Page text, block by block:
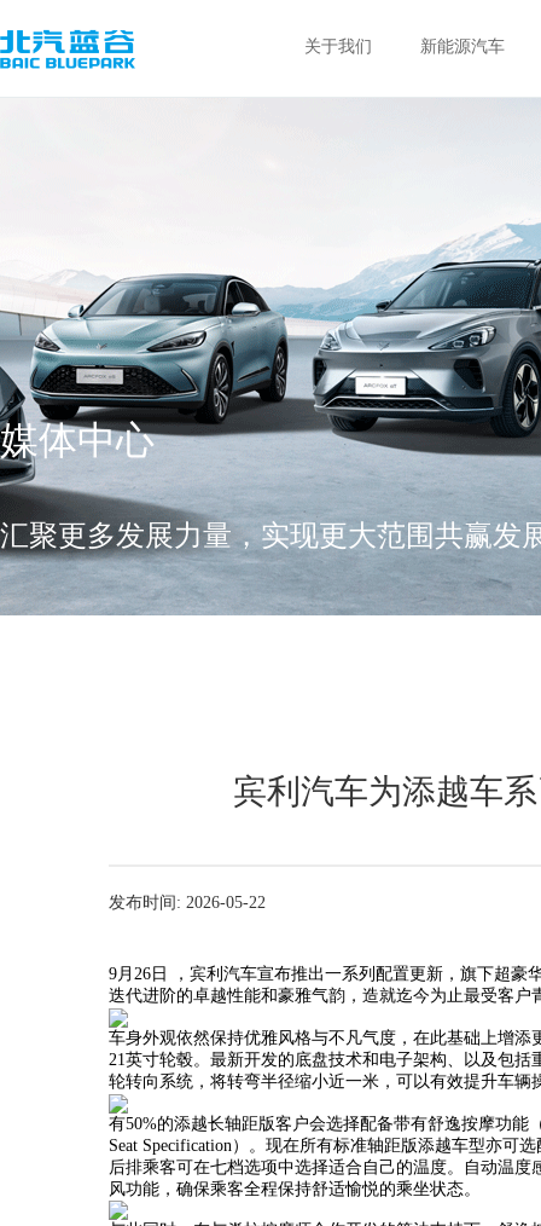
关于我们 新能源汽车
媒体中心
汇聚更多发展力量，实现更大范围共赢发
宾利汽车为添越车
发布时间: 2026-05-22
9月26日 ，宾利汽车宣布推出一系列配置更新，旗下超豪
迭代进阶的卓越性能和豪雅气韵，造就迄今为止最受客户
车身外观依然保持优雅风格与不凡气度，在此基础上增
21英寸轮毂。最新开发的底盘技术和电子架构、以及包
轮转向系统，将转弯半径缩小近一米，可以有效提升车
有50%的添越长轴距版客户会选择配备带有舒逸按摩功能
Seat Specification）。现在所有标准轴距版添越车型亦可
后排乘客可在七档选项中选择适合自己的温度。自动温
风功能，确保乘客全程保持舒适愉悦的乘坐状态。